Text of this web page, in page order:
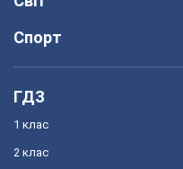
Спорт
ГДЗ
1 клас
2 клас